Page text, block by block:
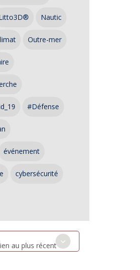
Nautic
Outre-mer
#Défense
événement
cybersécurité
au plus récent